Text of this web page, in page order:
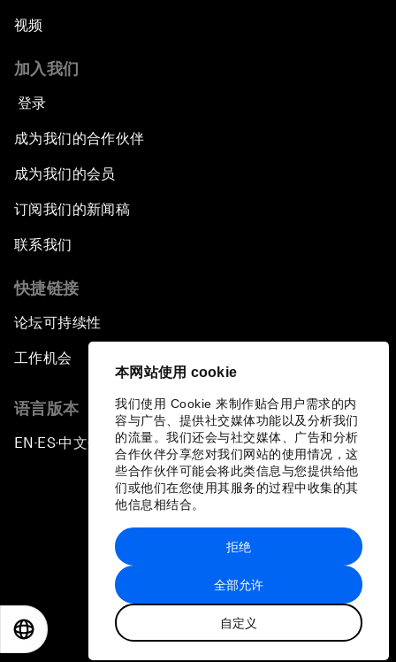
本网站使用 cookie
我们使用 Cookie 来制作贴合用户需求的内
容与广告、提供社交媒体功能以及分析我们
的流量。我们还会与社交媒体、广告和分析
合作伙伴分享您对我们网站的使用情况，这
些合作伙伴可能会将此类信息与您提供给他
们或他们在您使用其服务的过程中收集的其
他信息相结合。
全部允许
自定义
拒绝
视频
加入我们
登录
成为我们的合作伙伴
成为我们的会员
订阅我们的新闻稿
联系我们
快捷链接
论坛可持续性
工作机会
语言版本
EN ▪ ES▪中文▪ 日本語
站点地图
世界经济论坛